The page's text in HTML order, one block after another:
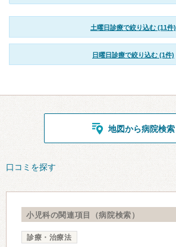
土曜日診療で絞り込む (11件)
日曜日診療で絞り込む (1件)
地図から病院検索
口コミを探す
小児科の関連項目（病院検索）
診療・治療法